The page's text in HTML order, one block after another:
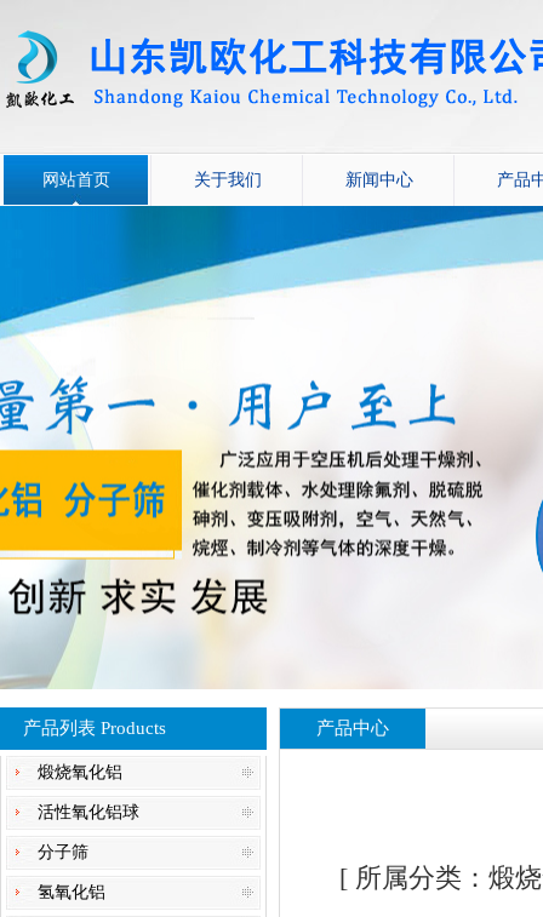
网站首页 关于我们 新闻中心 产品
产品列表 Products
煅烧氧化铝
活性氧化铝球
分子筛
氢氧化铝
产品中心
[ 所属分类：煅